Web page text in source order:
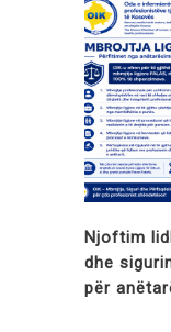
Njoftim
dhe
për